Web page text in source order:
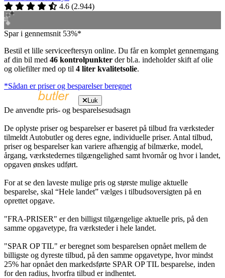
4.6 (2.944)
Spar i gennemsnit 53%*
Bestil et lille serviceeftersyn online. Du får en komplet gennemgang
af din bil med 46 kontrolpunkter der bl.a. indeholder skift af olie
og oliefilter med op til 4 liter kvalitetsolie.
*Sådan er priser og besparelser beregnet
Luk
De anvendte pris- og besparelsesudsagn
De oplyste priser og besparelser er baseret på tilbud fra værksteder
tilmeldt Autobutler og deres egne, individuelle priser. Antal tilbud,
priser og besparelser kan variere afhængig af bilmærke, model,
årgang, værkstedernes tilgængelighed samt hvornår og hvor i landet,
opgaven ønskes udført.
For at se den laveste mulige pris og største mulige aktuelle
besparelse, skal “Hele landet” vælges i tilbudsoversigten på en
oprettet opgave.
"FRA-PRISER" er den billigst tilgængelige aktuelle pris, på den
samme opgavetype, fra værksteder i hele landet.
"SPAR OP TIL" er beregnet som besparelsen opnået mellem de
billigste og dyreste tilbud, på den samme opgavetype, hvor mindst
25% har opnået den markedsførte SPAR OP TIL besparelse, inden
for den radius, hvorfra tilbud er indhentet.